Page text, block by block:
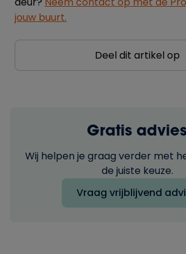
jouw buurt.
Deel dit artikel op
Gratis
Wij helpen je graag verder met
de juiste keuze.
Vraag vrijblijvend